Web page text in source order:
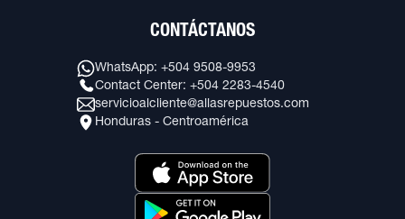
CONTÁCTANOS
WhatsApp: +504 9508-9953
Contact Center: +504 2283-4540
servicioalcliente@allasrepuestos.com
Honduras - Centroamérica